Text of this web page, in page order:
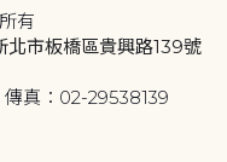
有
市板橋區貴興路139號
真：02-29538139